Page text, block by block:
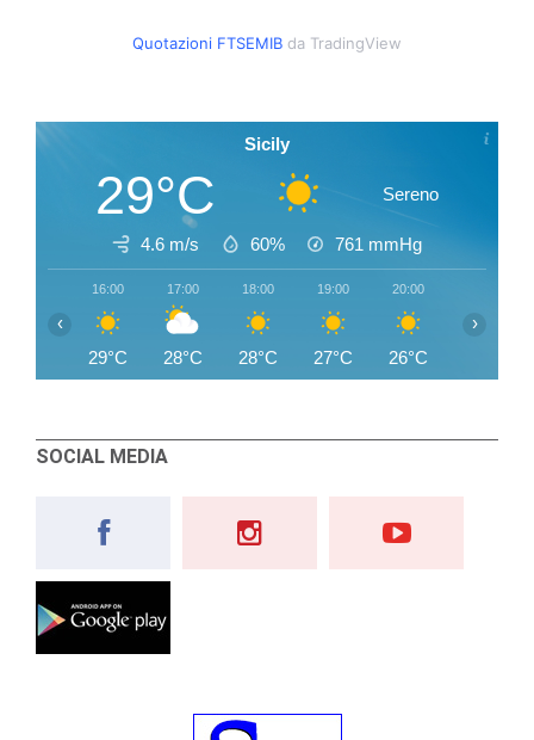
Quotazioni FTSEMIB da TradingView
Sicily
29°C Sereno
4.6 m/s 60% 761 mmHg
16:00
29°C
17:00
28°C
18:00
28°C
19:00
27°C
20:00
26°C
‹ ›
SOCIAL MEDIA